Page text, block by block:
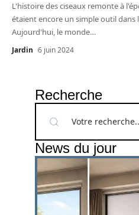
L'histoire des ciseaux remonte à
étaient encore un simple outil dans
Aujourd'hui, le monde…
Jardin 6 juin 2024
Recherche
News du jour